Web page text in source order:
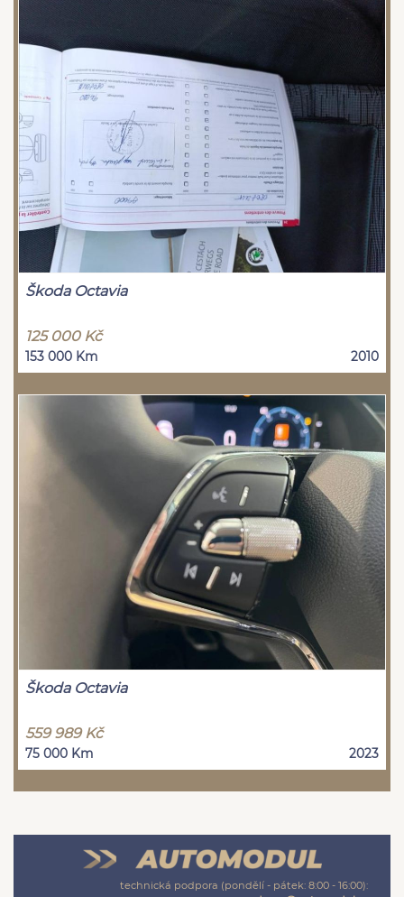
Škoda Octavia
125 000 Kč
153 000 Km 2010
Škoda Octavia
559 989 Kč
75 000 Km 2023
technická podpora (pondělí - pátek: 8:00 - 16:00):